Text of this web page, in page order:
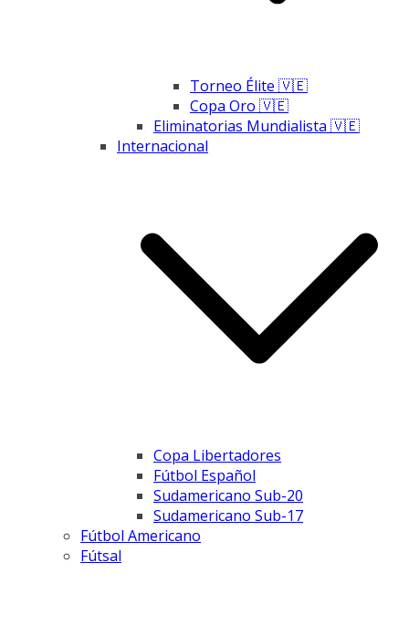
Torneo Élite 🇻🇪
Copa Oro 🇻🇪
Eliminatorias Mundialista 🇻🇪
Internacional
Copa Libertadores
Fútbol Español
Sudamericano Sub-20
Sudamericano Sub-17
Fútbol Americano
Fútsal